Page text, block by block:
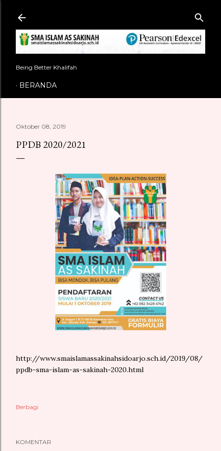
Being Better Khalifah
BERANDA
Oktober 08, 2019
PPDB 2020/2021
http://www.smaislamassakinahsidoarjo.sch.id/2019/08/
ppdb-sma-islam-as-sakinah-2020.html
Berbagi
KOMENTAR